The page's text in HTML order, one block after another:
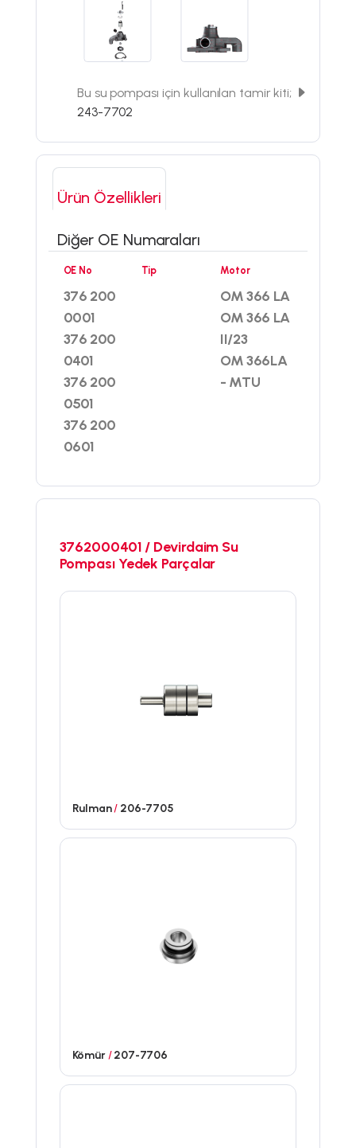
Bu su pompası için kullanılan tamir kiti;
243-7702
Ürün Özellikleri
Diğer OE Numaraları
OE No
376 200
0001
376 200
0401
376 200
0501
376 200
0601
Tip Motor
OM 366 LA
OM 366 LA
II/23
OM 366LA
- MTU
3762000401 / Devirdaim Su
Pompası Yedek Parçalar
Rulman/ 206-7705
Kömür/207-7706